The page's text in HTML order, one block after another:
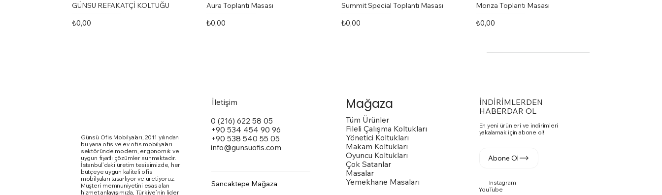
GÜNSU REFAKATÇİ KOLTUĞU
Fiyat
₺0,00
Aura Toplantı Masası
Fiyat
₺0,00
Summit Special Toplantı Masası
Fiyat
₺0,00
Monza Toplantı Masası
Fiyat
₺0,00
Marte Toplantı Masası Kare Metal
Doxa Toplantı Masası Vito Toplantı Masası U Toplantı
Karina Kolsuz Sandalye Karina Kollu Sandalye PASKO SANDALYE
Ergomi Sandalye Quatrox Sandalye Fuga Yönetici Masa Takımı
Günsü Ofis Mobilyaları, 2011 yılından
bu yana ofis ve ev ofis mobilyaları
sektöründe modern, ergonomik ve
uygun fiyatlı çözümler sunmaktadır.
İstanbul’daki üretim tesisimizde, her
bütçeye uygun kaliteli ofis
mobilyaları tasarlıyor ve üretiyoruz.
Müşteri memnuniyetini esas alan
hizmet anlayışımızla, Türkiye’nin lider
İletişim
0 (216) 622 58 05
+90 534 454 90 96
+90 538 540 55 05
info@gunsuofis.com
Sancaktepe Mağaza
Mağaza
Tüm Ürünler
Fileli Çalışma Koltukları
Yönetici Koltukları
Makam Koltukları
Oyuncu Koltukları
Çok Satanlar
Masalar
Yemekhane Masaları
İNDİRİMLERDEN
HABERDAR OL
En yeni ürünleri ve indirimleri
yakalamak için abone ol!
Abone Ol
Instagram
YouTube